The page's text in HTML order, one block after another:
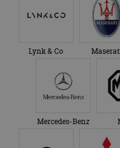
Lynk & Co
Mercedes-Benz